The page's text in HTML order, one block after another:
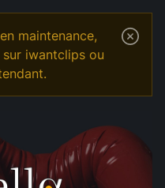
maintenance,
sur iwantclips ou